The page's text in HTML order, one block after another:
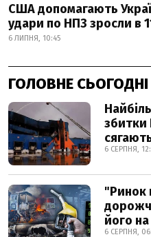
США допомагають
удари по НПЗ зросли в
6 ЛИПНЯ, 10:45
ГОЛОВНЕ СЬОГОДНІ
збитки
6 СЕРПНЯ,
"Ринок
його
6 СЕРПНЯ,